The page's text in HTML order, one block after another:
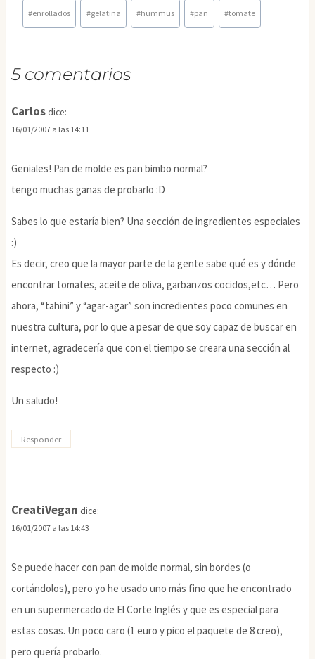
Etiquetas
de
#enrollados #gelatina #hummus #pan #tomate
5 comentarios
Carlos dice:
16/01/2007 a las 14:11
Geniales! Pan de molde es pan bimbo normal?
tengo muchas ganas de probarlo :D
Sabes lo que estaría bien? Una sección de ingredientes especiales
:)
Es decir, creo que la mayor parte de la gente sabe qué es y dónde
encontrar tomates, aceite de oliva, garbanzos cocidos,etc… Pero
ahora, “tahini” y “agar-agar” son incredientes poco comunes en
nuestra cultura, por lo que a pesar de que soy capaz de buscar en
internet, agradecería que con el tiempo se creara una sección al
respecto :)
Un saludo!
Responder
CreatiVegan dice:
16/01/2007 a las 14:43
Se puede hacer con pan de molde normal, sin bordes (o
cortándolos), pero yo he usado uno más fino que he encontrado
en un supermercado de El Corte Inglés y que es especial para
estas cosas. Un poco caro (1 euro y pico el paquete de 8 creo),
pero quería probarlo.